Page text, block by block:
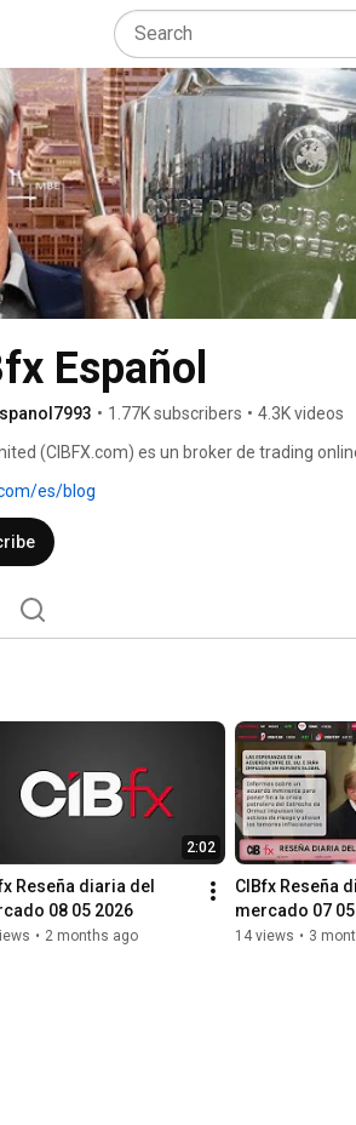
Español
• 1.77K subscribers • 4.3K videos
(CIBFX.com) es un broker de trading
criptomonedas, acciones, indices,
es/blog
2:02
Reseña diaria del
08 05 2026
• 2 months ago
CIBfx Reseña
mercado 07
14 views • 3